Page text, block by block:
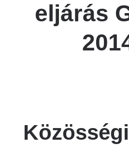
eljárás
Közösségi